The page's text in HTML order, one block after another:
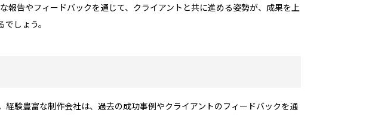
告やフィードバックを通じて、クライアントと共に進める姿勢が、成果を上
しょう。
験豊富な制作会社は、過去の成功事例やクライアントのフィードバックを通